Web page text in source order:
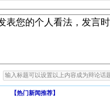
【热门新闻推荐】